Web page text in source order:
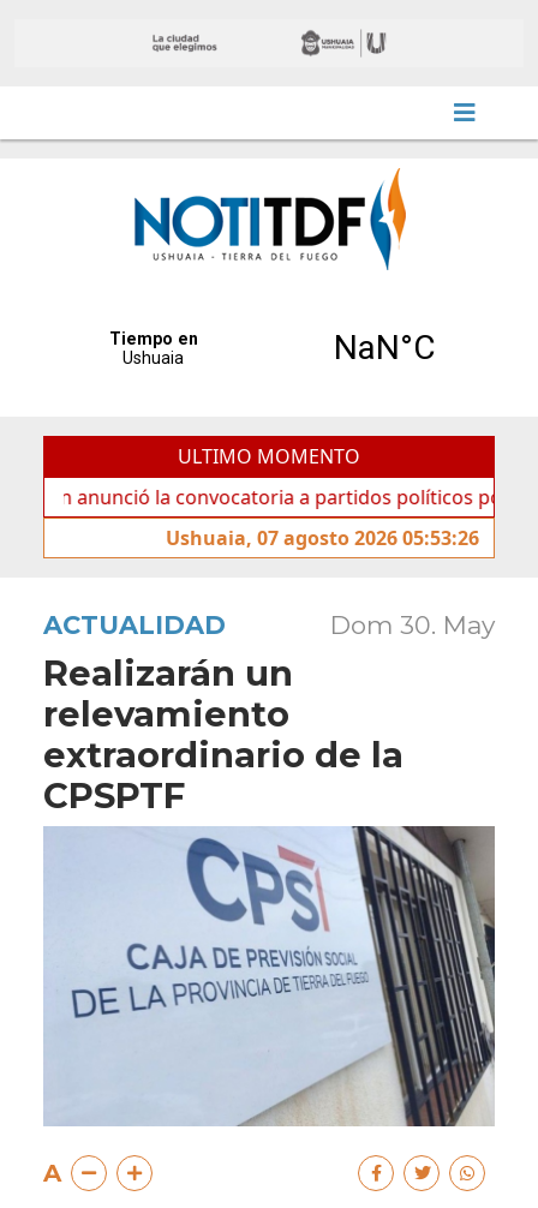
ULTIMO MOMENTO
la convocatoria a partidos políticos por «ficha
Ushuaia, 07 agosto 2026 05:53:26
ACTUALIDAD Dom 30. May
Realizarán un
relevamiento
extraordinario de la
CPSPTF
A